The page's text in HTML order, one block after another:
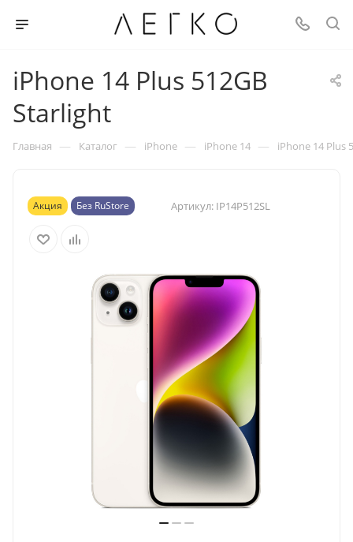
iPhone 14 Plus 512GB
Starlight
Главная — Каталог — iPhone — iPhone 14 — iPhone 14 Plus
Акция Без RuStore Артикул: IP14P512SL